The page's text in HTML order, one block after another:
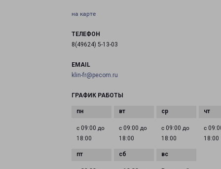
на карте
ТЕЛЕФОН
8(49624) 5-13-03
EMAIL
klin-fr@pecom.ru
ГРАФИК РАБОТЫ
с 09:00 до
18:00
с 09:00 до
18:00
с 09:00 до
18:00
с
18:00